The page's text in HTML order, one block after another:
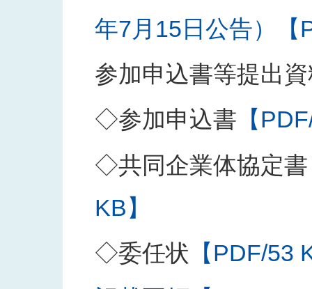
年7月15日公告）【
参加申込書等提出
◇参加申込書 【
◇共同企業体協定書
KB】
◇委任状 【PDF/53